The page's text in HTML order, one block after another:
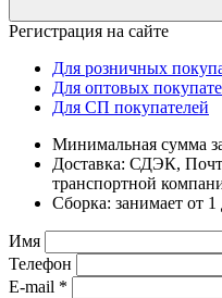
Регистрация на сайте
Для розничных
Для оптовых
Для СП покупателей
Минимальная сумма
Доставка: СДЭК,
транспортной
Сборка: занимает от
Имя
Телефон
E-mail *